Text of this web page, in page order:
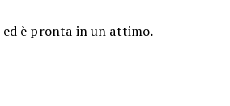
ed è pronta in un attimo.